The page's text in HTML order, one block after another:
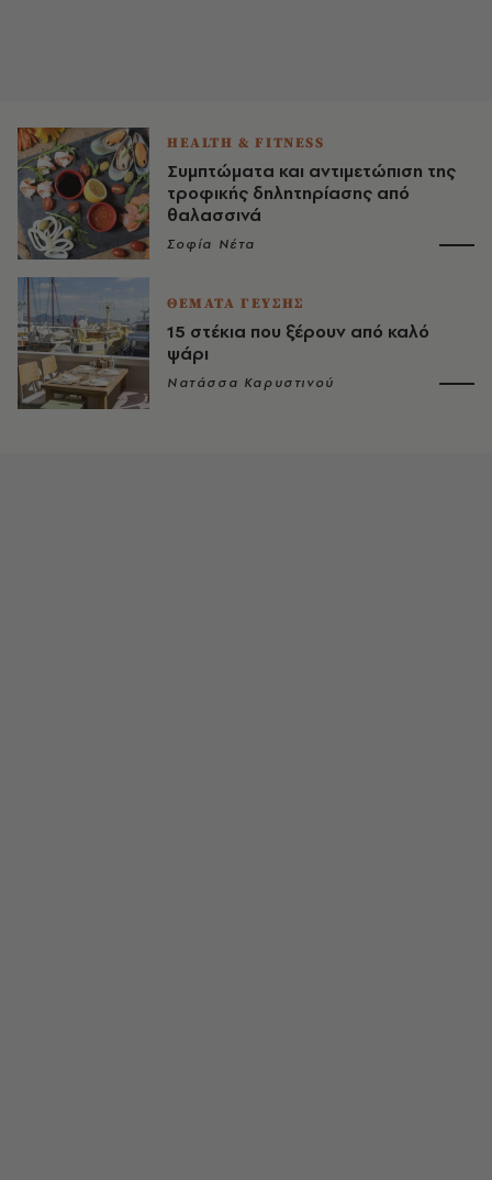
HEALTH & FITNESS
Συμπτώματα και αντιμετώπιση της
τροφικής δηλητηρίασης από
θαλασσινά
Σοφία Νέτα
ΘΕΜΑΤΑ ΓΕΥΣΗΣ
15 στέκια που ξέρουν από καλό
ψάρι
Νατάσσα Καρυστινού